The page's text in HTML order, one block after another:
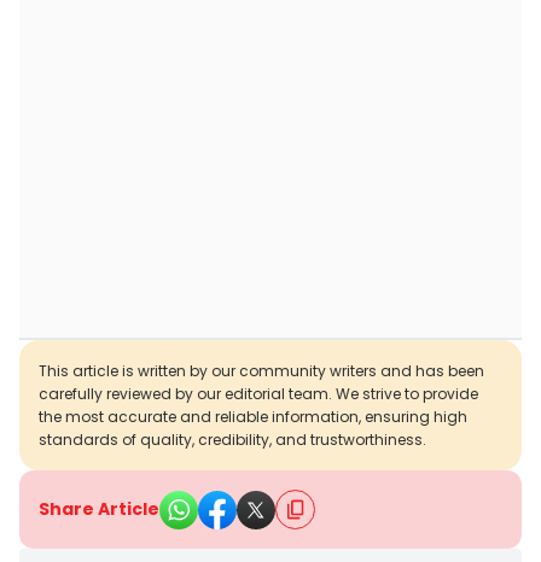
This article is written by our community writers and has been
carefully reviewed by our editorial team. We strive to provide
the most accurate and reliable information, ensuring high
standards of quality, credibility, and trustworthiness.
Share Article